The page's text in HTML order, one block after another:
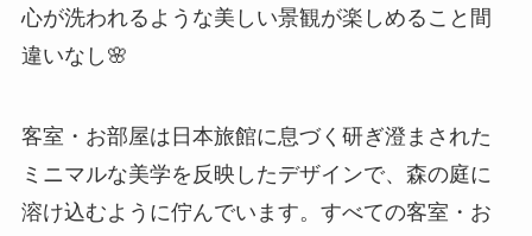
心が洗われるような美しい景観が楽しめること間
違いなし🌸
客室・お部屋は日本旅館に息づく研ぎ澄まされた
ミニマルな美学を反映したデザインで、森の庭に
溶け込むように佇んでいます。すべての客室・お